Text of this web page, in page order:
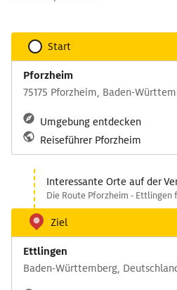
Start
Pforzheim
75175 Pforzheim, Baden-
Umgebung entdecken
Reiseführer Pforzheim
Interessante Orte auf der
Die Route Pforzheim -
Ziel
Ettlingen
Baden-Württemberg,